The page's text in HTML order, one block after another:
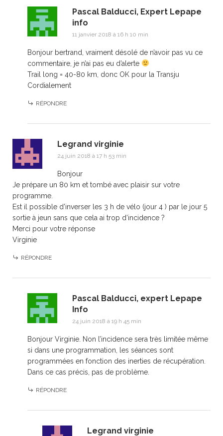
Pascal Balducci, Expert Lepape
info
11 janvier 2018 à 16 h 10 min
Bonjour bertrand, vraiment désolé de n’avoir pas vu ce
commentaire, je n’ai pas eu d’alerte
Trail long = 40-80 km, donc OK pour la Transju
Cordialement
RÉPONDRE
Legrand virginie
24 juin 2018 à 17 h 53 min
Bonjour
Je prépare un 80 km et tombé avec plaisir sur votre
programme.
Est il possible d’inverser les 3 h de vélo (jour 4 ) par le jour 5
sortie à jeun sans que cela ai trop d’incidence ?
Merci pour votre réponse
Virginie
RÉPONDRE
Pascal Balducci, expert Lepape
Info
24 juin 2018 à 19 h 45 min
Bonjour Virginie. Non l’incidence sera très limitée même
si dans une programmation, les séances sont
programmées en fonction des inerties de récupération.
Dans ce cas précis, pas de problème.
RÉPONDRE
Legrand virginie